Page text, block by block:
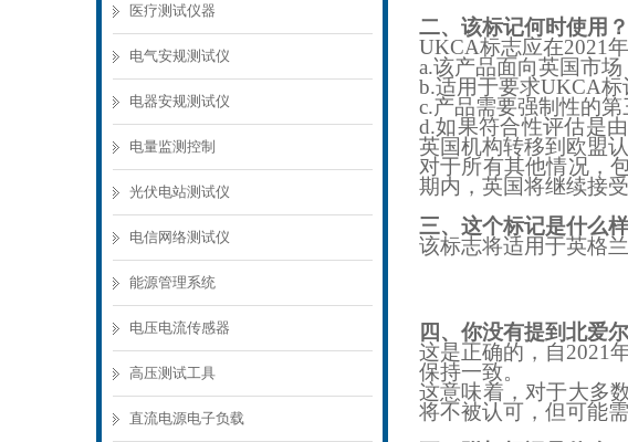
医疗测试仪器
电气安规测试仪
电器安规测试仪
电量监测控制
光伏电站测试仪
电信网络测试仪
能源管理系统
电压电流传感器
高压测试工具
直流电源电子负载
二、该标记何时使用？
UKCA标志应在2021
a.该产品面向英国市场
b.适用于要求UKCA标
c.产品需要强制性的
d.如果符合性评估是
英国机构转移到欧盟
对于所有其他情况，
期内，英国将继续接受
三、这个标记是什么
该标志将适用于英格
四、你没有提到北爱
这是正确的，自2021
保持一致。
这意味着，对于大多
将不被认可，但可能